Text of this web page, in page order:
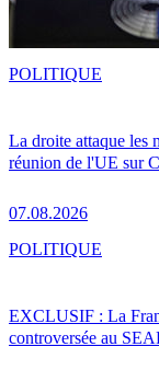
La droite attaque les
réunion de l'UE sur
07.08.2026
POLITIQUE
EXCLUSIF : La
controversée au
POLITIQUE